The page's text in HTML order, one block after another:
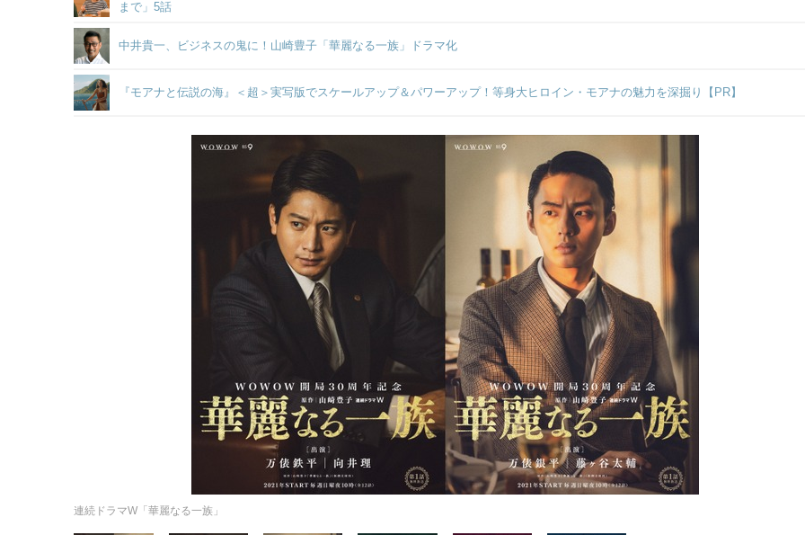
まで」5話
中井貴一、ビジネスの鬼に！山崎豊子「華麗なる一族」ドラマ化
『モアナと伝説の海』＜超＞実写版でスケールアップ＆パワーアップ！等身大ヒロイン・モアナの魅力を深掘り【PR】
連続ドラマW「華麗なる一族」